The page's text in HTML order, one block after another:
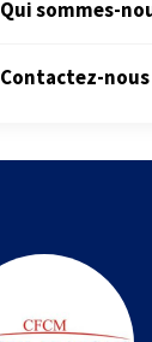
Qui sommes-
Contactez-nous